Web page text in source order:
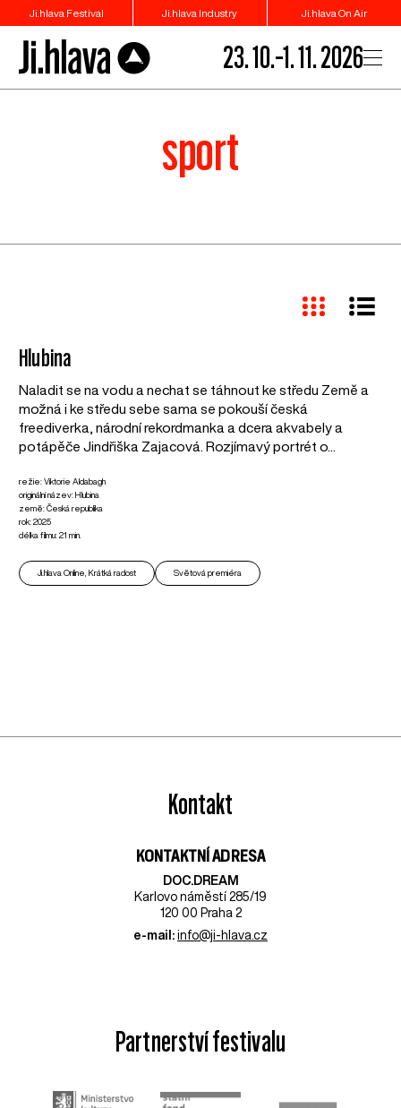
Ji.hlava Festival Ji.hlava Industry Ji.hlava On Air
23. 10.–1. 11. 2026
sport
Hlubina
Naladit se na vodu a nechat se táhnout ke středu Země a
možná i ke středu sebe sama se pokouší česká
freediverka, národní rekordmanka a dcera akvabely a
potápěče Jindřiška Zajacová. Rozjímavý portrét o...
režie: Viktorie Aldabagh
originální název: Hlubina
země: Česká republika
rok: 2025
délka filmu: 21 min.
Ji.hlava Online, Krátká radost Světová premiéra
Kontakt
KONTAKTNÍ ADRESA
DOC.DREAM​
Karlovo náměstí 285/19
120 00 Praha 2
e-mail: info@ji-hlava.cz
Partnerství festivalu